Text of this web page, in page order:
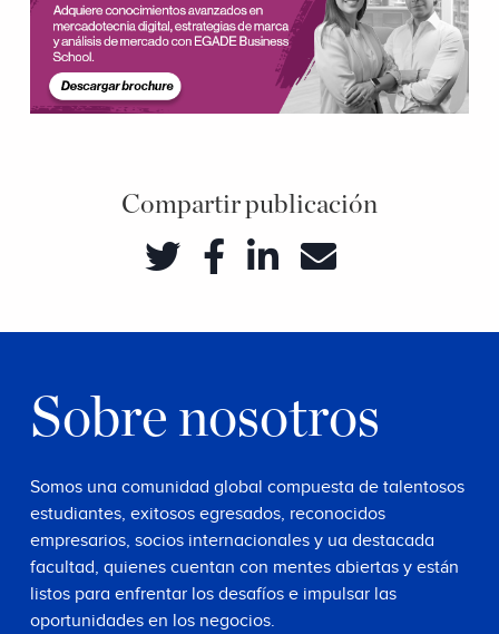
Compartir publicación
Sobre nosotros
Somos una comunidad global compuesta de talentosos
estudiantes, exitosos egresados, reconocidos
empresarios, socios internacionales y ua destacada
facultad, quienes cuentan con mentes abiertas y están
listos para enfrentar los desafíos e impulsar las
oportunidades en los negocios.